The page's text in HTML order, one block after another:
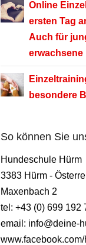
Online
ersten Tag
Auch für
erwachsene
besondere
So können Sie
Hundeschule Hürm
3383 Hürm -
Maxenbach 2
tel: +43 (0) 699 192
email: info@deine-